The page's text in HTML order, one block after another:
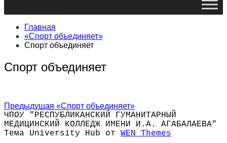
Главная
«Спорт объединяет»
Спорт объединяет
Спорт объединяет
Навигация
по
записям
Предыдущая Предыдущая
запись:
«Спорт объединяет»
ЧПОУ "РЕСПУБЛИКАНСКИЙ ГУМАНИТАРНЫЙ
МЕДИЦИНСКИЙ КОЛЛЕДЖ ИМЕНИ И.А. АГАБАЛАЕВА"
Тема University Hub от WEN Themes